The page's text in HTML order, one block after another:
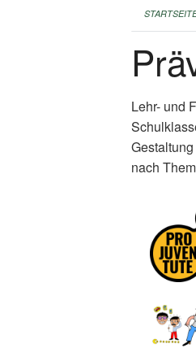
Lehr- und
nach